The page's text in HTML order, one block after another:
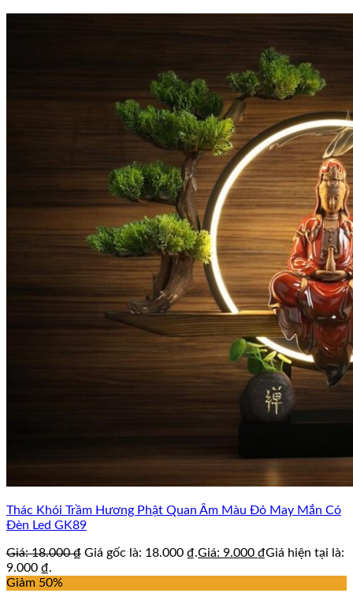
Chưa có sản phẩm trong giỏ hàng.
Quay trở lại cửa hàng
HOTLINE0906.299.502
Thác Khói Trầm Hương Phật Quan Âm Màu Đỏ May Mắn Có
Đèn Led GK89
Giá: 18.000₫ Giá gốc là: 18.000 ₫.Giá: 9.000 ₫Giá hiện tại là:
9.000 ₫.
Giảm 50%